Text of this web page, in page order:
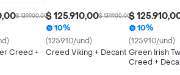
$ 139.900,00
Creed +
$ 125.910,00$ 139.900,00
10%
(125910/und)
Creed Viking + Decant
$
10%
(125910/und)
Green Irish
Creed +